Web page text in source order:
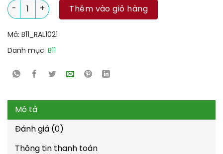
Sơn sàn chống tĩnh điện RAL RAFLOOR ANTI-STATIC 1021 số
Thêm vào giỏ hàng
Mã: B11_RAL1021
Danh mục: B11
Mô tả
Đánh giá (0)
Thông tin thanh toán